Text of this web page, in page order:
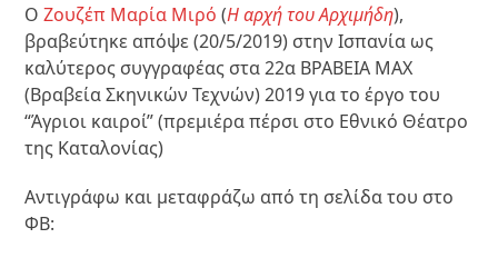
ΟΖουζέπ Μαρία Μιρό (Η αρχή του Αρχιμήδη),
βραβεύτηκε απόψε (20/5/2019) στην Ισπανία ως
καλύτερος συγγραφέας στα 22α ΒΡΑΒΕΙΑ ΜΑΧ
(Βραβεία Σκηνικών Τεχνών) 2019 για το έργο του
“Άγριοι καιροί” (πρεμιέρα πέρσι στο Εθνικό Θέατρο
της Καταλονίας)
Αντιγράφω και μεταφράζω από τη σελίδα του στο
ΦΒ: